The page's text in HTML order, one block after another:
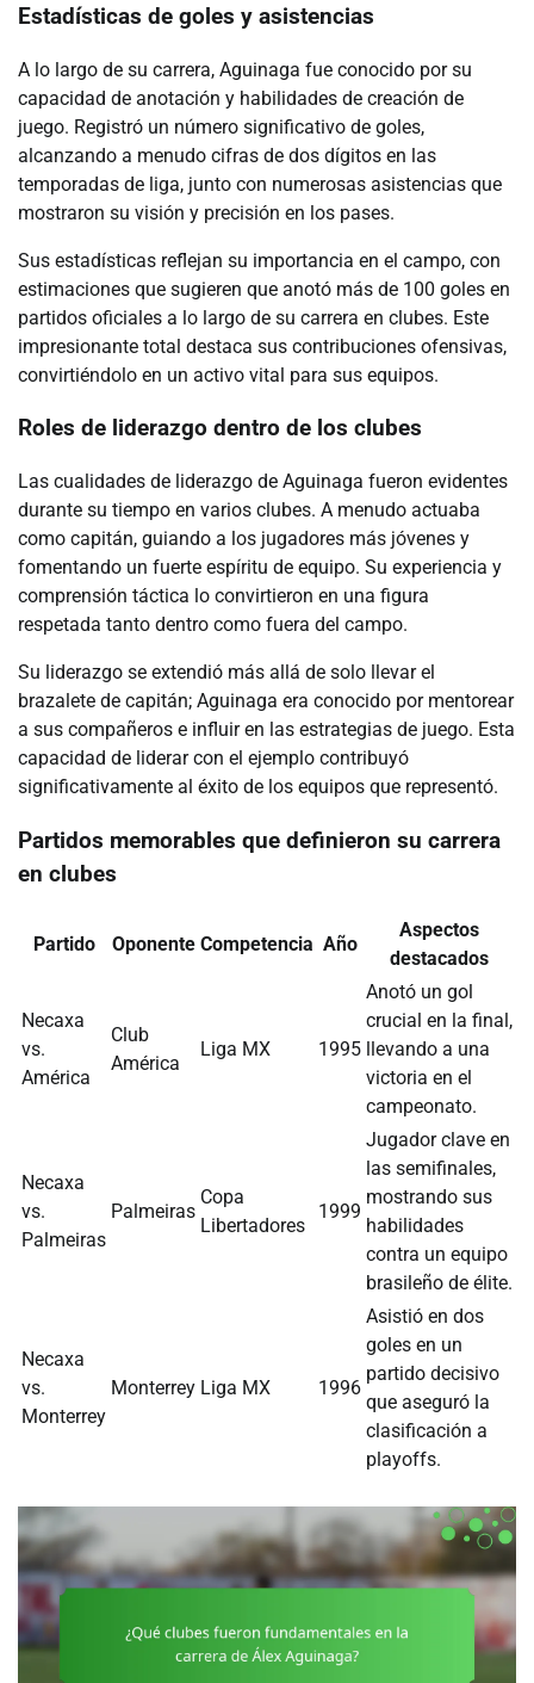
Estadísticas de goles y asistencias
A lo largo de su carrera, Aguinaga fue conocido por su
capacidad de anotación y habilidades de creación de
juego. Registró un número significativo de goles,
alcanzando a menudo cifras de dos dígitos en las
temporadas de liga, junto con numerosas asistencias que
mostraron su visión y precisión en los pases.
Sus estadísticas reflejan su importancia en el campo, con
estimaciones que sugieren que anotó más de 100 goles en
partidos oficiales a lo largo de su carrera en clubes. Este
impresionante total destaca sus contribuciones ofensivas,
convirtiéndolo en un activo vital para sus equipos.
Roles de liderazgo dentro de los clubes
Las cualidades de liderazgo de Aguinaga fueron evidentes
durante su tiempo en varios clubes. A menudo actuaba
como capitán, guiando a los jugadores más jóvenes y
fomentando un fuerte espíritu de equipo. Su experiencia y
comprensión táctica lo convirtieron en una figura
respetada tanto dentro como fuera del campo.
Su liderazgo se extendió más allá de solo llevar el
brazalete de capitán; Aguinaga era conocido por mentorear
a sus compañeros e influir en las estrategias de juego. Esta
capacidad de liderar con el ejemplo contribuyó
significativamente al éxito de los equipos que representó.
Partidos memorables que definieron su carrera
en clubes
Partido Oponente Competencia Año
Aspectos
destacados
Necaxa
vs.
América
Club
América
Liga MX 1995
Anotó un gol
crucial en la final,
llevando a una
victoria en el
campeonato.
Necaxa
vs.
Palmeiras
Palmeiras
Copa
Libertadores
1999
Jugador clave en
las semifinales,
mostrando sus
habilidades
contra un equipo
brasileño de élite.
Necaxa
vs.
Monterrey
Monterrey Liga MX 1996
Asistió en dos
goles en un
partido decisivo
que aseguró la
clasificación a
playoffs.